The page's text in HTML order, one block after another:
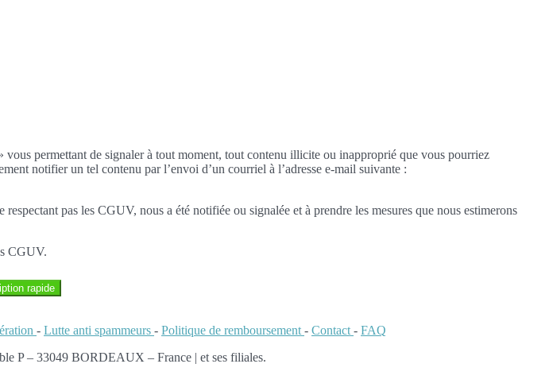
permettant de signaler à tout moment, tout contenu illicite ou inapproprié que vous pourriez
notifier un tel contenu par l’envoi d’un courriel à l’adresse e-mail suivante :
pas les CGUV, nous a été notifiée ou signalée et à prendre les mesures que nous estimerons
CGUV.
rapide
- Lutte anti spammeurs - Politique de remboursement - Contact - FAQ
P – 33049 BORDEAUX – France | et ses filiales.